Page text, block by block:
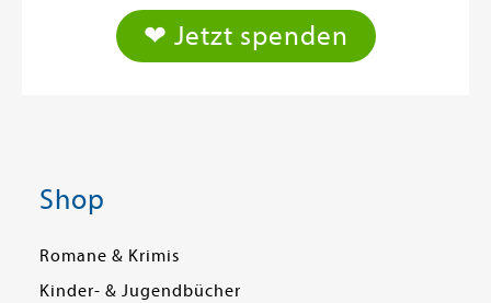
❤ Jetzt spenden
Shop
Romane & Krimis
Kinder- & Jugendbücher